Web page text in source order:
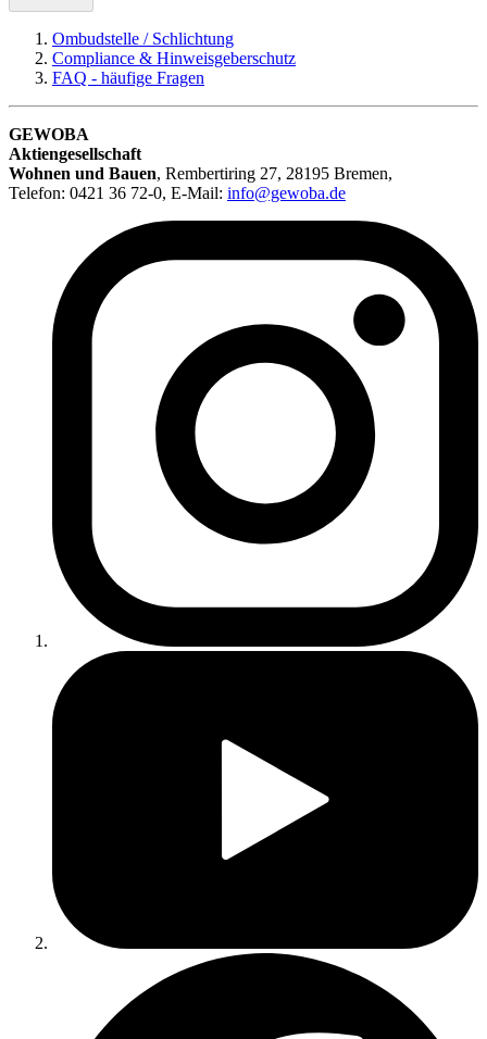
Ombudstelle / Schlichtung
Compliance & Hinweisgeberschutz
FAQ - häufige Fragen
GEWOBA
Aktiengesellschaft
Wohnen und Bauen, Rembertiring 27, 28195 Bremen,
Telefon: 0421 36 72-0, E-Mail: info@gewoba.de